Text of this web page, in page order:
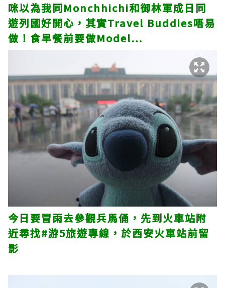
咪以為我同Monchhichi和御林軍成日同
遊列國好開心，其實Travel Buddies唔易
做！食早餐前要做Model…
今日要冒雨去參觀兵馬俑，先到火車站附
近尋找#游5旅遊專線，於西安火車站前留
影